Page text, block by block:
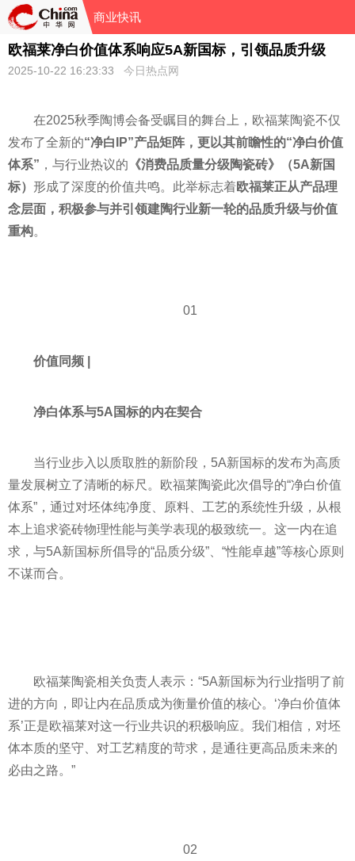
商业快讯
欧福莱净白价值体系响应5A新国标，引领品质升级
2025-10-22 16:23:33 今日热点网
在2025秋季陶博会备受瞩目的舞台上，欧福莱陶瓷不仅
发布了全新的“净白IP”产品矩阵，更以其前瞻性的“净白价值
体系” ，与行业热议的 《消费品质量分级陶瓷砖》（5A新国
标） 形成了深度的价值共鸣。此举标志着欧福莱正从产品理
念层面，积极参与并引领建陶行业新一轮的品质升级与价值
重构。
01
价值同频 |
净白体系与5A国标的内在契合
当行业步入以质取胜的新阶段，5A新国标的发布为高质
量发展树立了清晰的标尺。欧福莱陶瓷此次倡导的“净白价值
体系”，通过对坯体纯净度、原料、工艺的系统性升级，从根
本上追求瓷砖物理性能与美学表现的极致统一。这一内在追
求，与5A新国标所倡导的“品质分级”、“性能卓越”等核心原则
不谋而合。
欧福莱陶瓷相关负责人表示：“5A新国标为行业指明了前
进的方向，即让内在品质成为衡量价值的核心。‘净白价值体
系’正是欧福莱对这一行业共识的积极响应。我们相信，对坯
体本质的坚守、对工艺精度的苛求，是通往更高品质未来的
必由之路。”
02